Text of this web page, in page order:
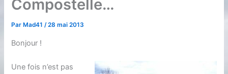
Compostelle…
Par Mad41/28 mai 2013
Bonjour !
Une fois n’est pas